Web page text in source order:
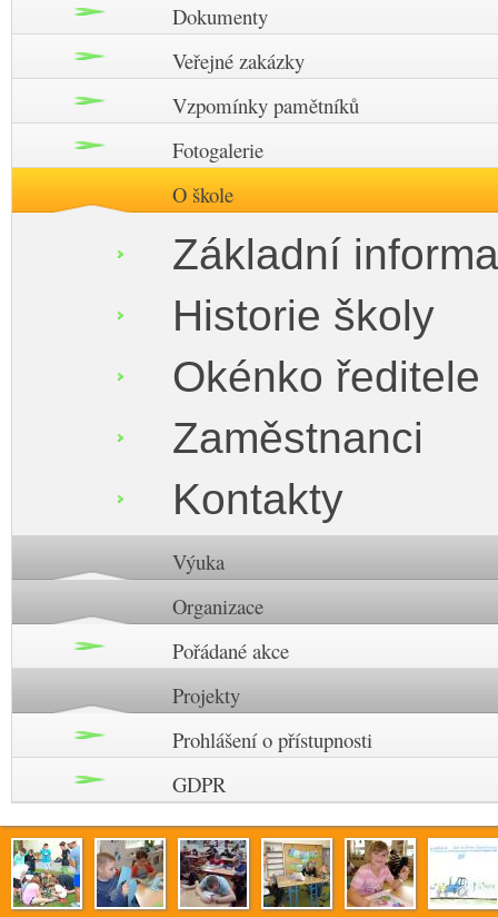
Dokumenty
Veřejné zakázky
Vzpomínky pamětníků
Fotogalerie
O škole
Základní
Historie školy
Okénko ředitele
Zaměstnanci
Kontakty
Výuka
Organizace
Pořádané akce
Projekty
Prohlášení o přístupnosti
GDPR